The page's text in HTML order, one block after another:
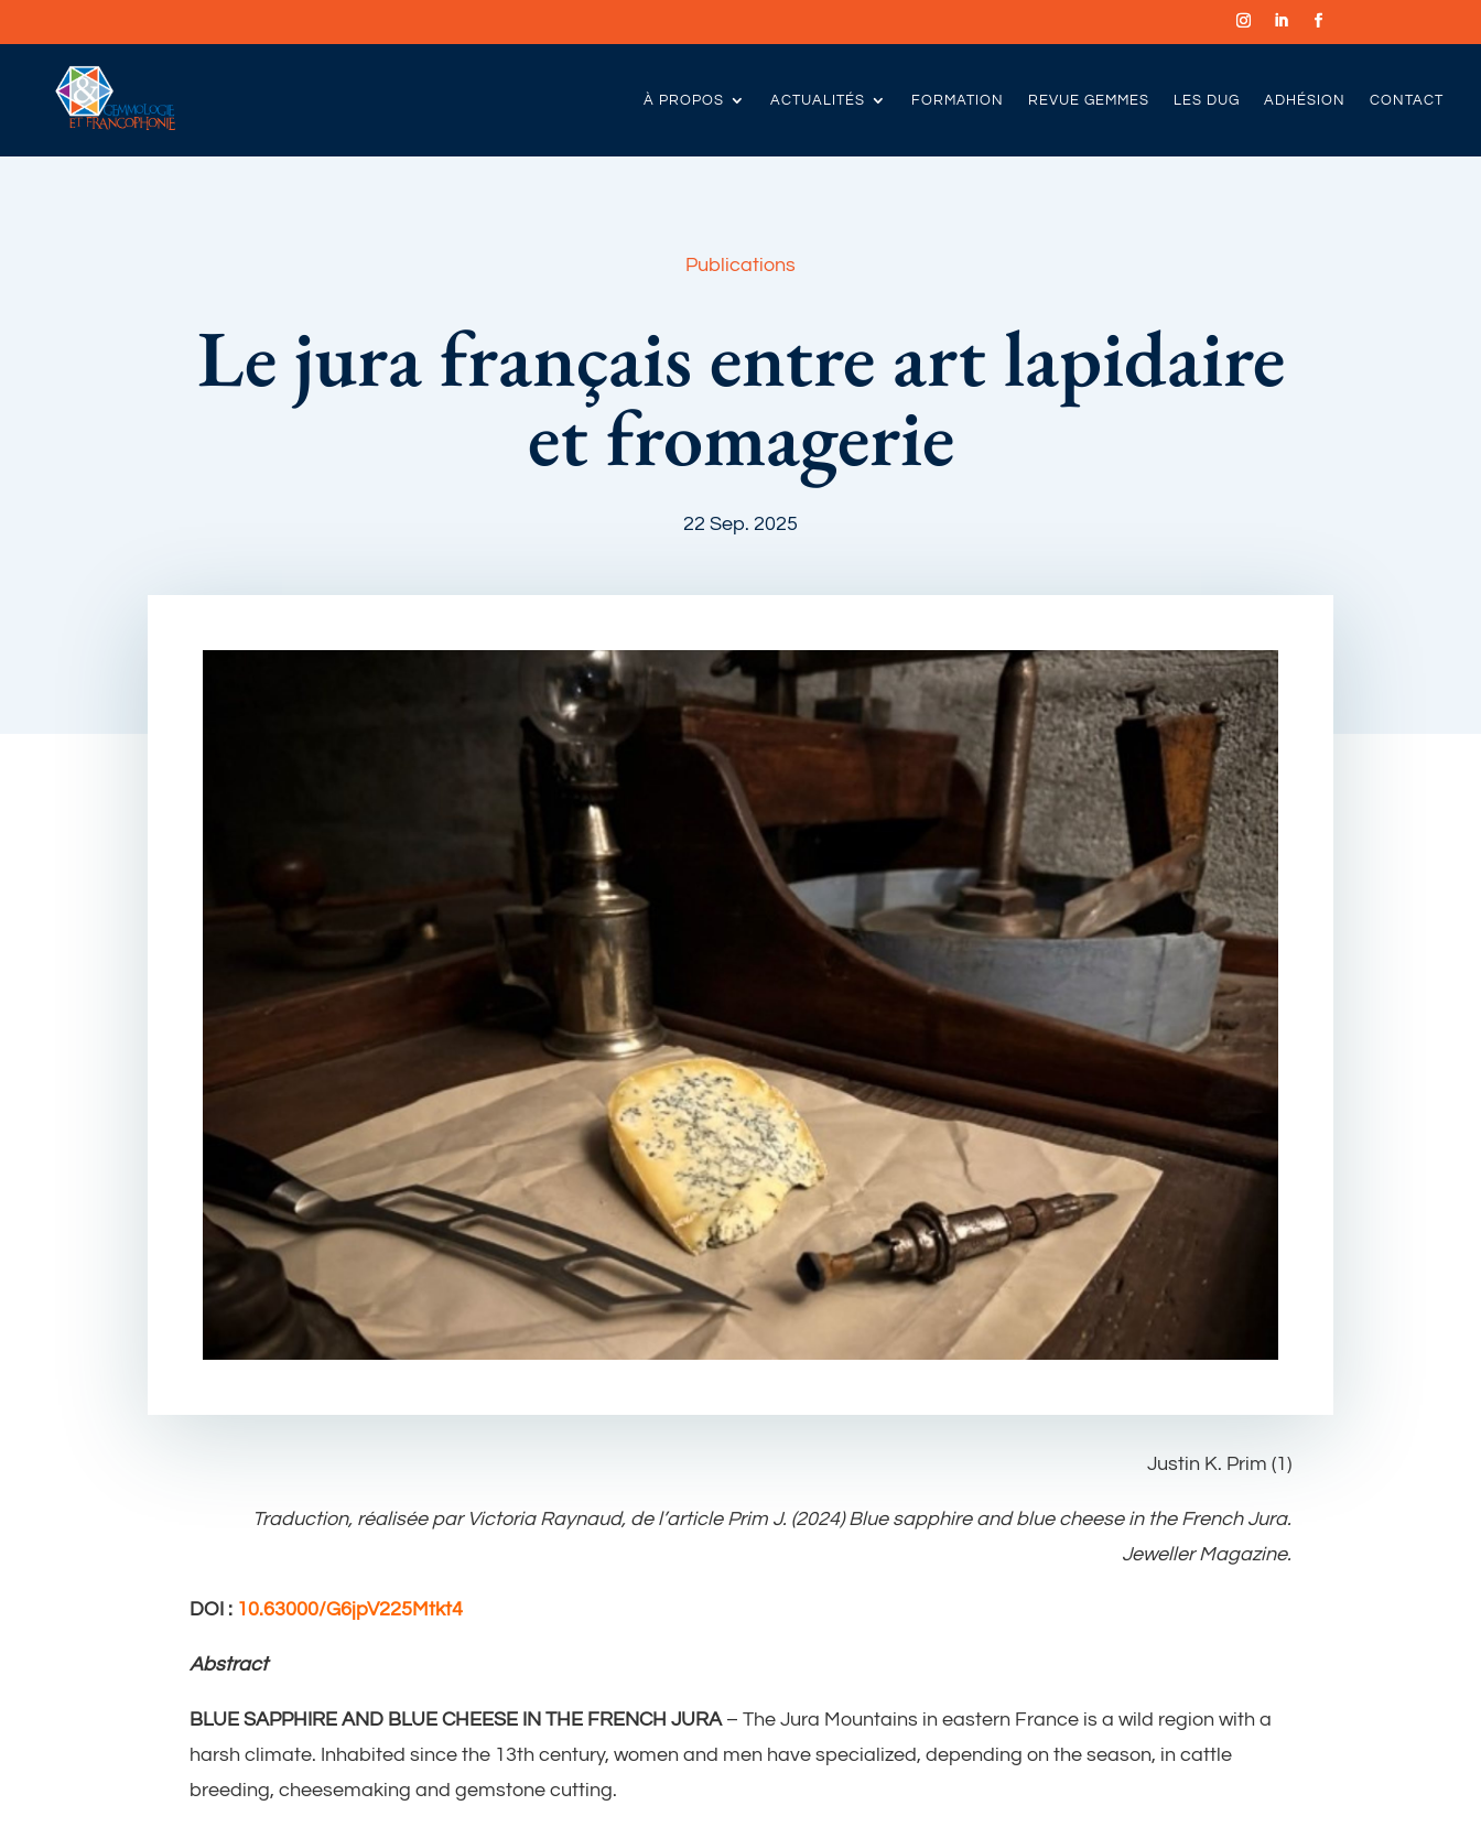
À PROPOS ACTUALITÉS FORMATION REVUE GEMMES LES DUG ADHÉSION CONTACT
Publications
Le jura français entre art lapidaire
et fromagerie
22 Sep. 2025
Justin K. Prim (1)
Traduction, réalisée par Victoria Raynaud, de l’article Prim J. (2024) Blue sapphire and blue cheese in the French Jura.
Jeweller Magazine.
DOI : 10.63000/G6jpV225Mtkt4
Abstract
BLUE SAPPHIRE AND BLUE CHEESE IN THE FRENCH JURA– The Jura Mountains in eastern France is a wild region with a
harsh climate. Inhabited since the 13th century, women and men have specialized, depending on the season, in cattle
breeding, cheesemaking and gemstone cutting.